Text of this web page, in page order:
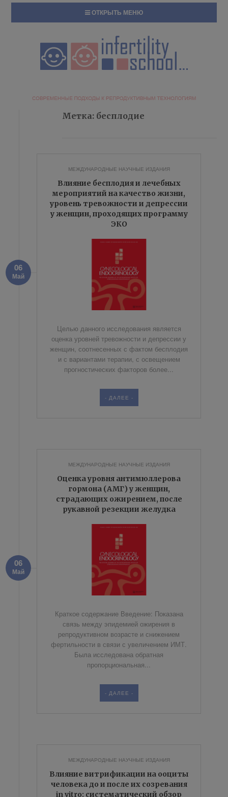
ОТКРЫТЬ МЕНЮ
Метка: бесплодие
МЕЖДУНАРОДНЫЕ НАУЧНЫЕ ИЗДАНИЯ
Влияние бесплодия и лечебных
мероприятий на качество жизни,
уровень тревожности и депрессии
у женщин, проходящих программу
ЭКО
06
Май
Целью данного исследования является
оценка уровней тревожности и депрессии у
женщин, соотнесенных с фактом бесплодия
и с вариантами терапии, с освещением
прогностических факторов более...
- ДАЛЕЕ -
МЕЖДУНАРОДНЫЕ НАУЧНЫЕ ИЗДАНИЯ
Оценка уровня антимюллерова
гормона (АМГ) у женщин,
страдающих ожирением, после
рукавной резекции желудка
06
Май
Краткое содержание Введение: Показана
связь между эпидемией ожирения в
репродуктивном возрасте и снижением
фертильности в связи с увеличением ИМТ.
Была исследована обратная
пропорциональная...
- ДАЛЕЕ -
МЕЖДУНАРОДНЫЕ НАУЧНЫЕ ИЗДАНИЯ
Влияние витрификации на ооциты
человека до и после их созревания
in vitro: систематический обзор